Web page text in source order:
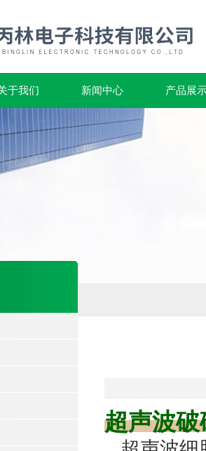
于我们 新闻中心 产品展
超声波